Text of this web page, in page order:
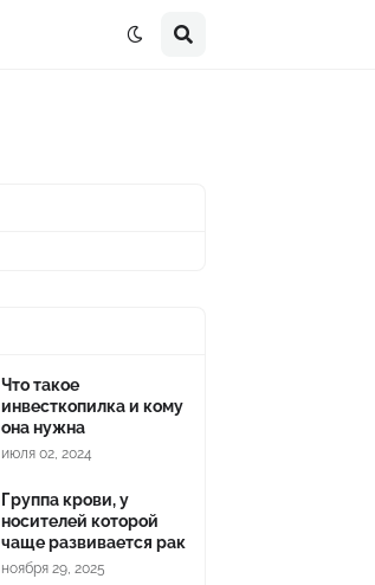
Что такое
инвесткопилка и кому
она нужна
июля 02, 2024
Группа крови, у
носителей которой
чаще развивается рак
ноября 29, 2025